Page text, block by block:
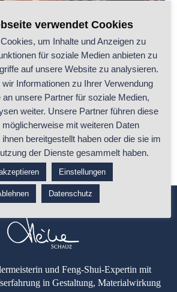
IM TINY HOUSE: KLEINER
FREIHEIT⁠⁠
Wandel und zunehmender
gewinnen Tiny...
und Feng-Shui-Expertin mit
in Gestaltung, Materialwirkung
verwendet Cookies
um Inhalte und Anzeigen zu
für soziale Medien anbieten zu
auf unsere Website zu analysieren.
Informationen zu Ihrer Verwendung
unsere Partner für soziale Medien,
weiter. Unsere Partner führen diese
möglicherweise mit weiteren Daten
bereitgestellt haben oder die sie im
der Dienste gesammelt haben.
Einstellungen
Datenschutz